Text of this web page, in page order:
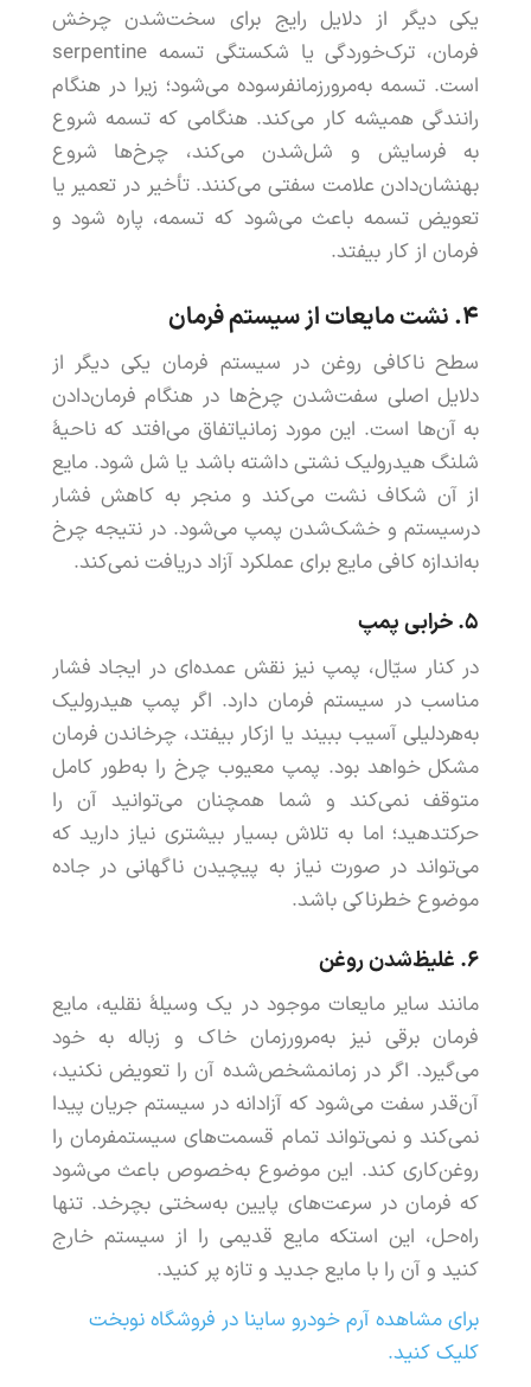
یکی دیگر از دلایل رایج برای سختشدن چرخش
فرمان، ترکخوردگی یا شکستگی تسمه serpentine
است. تسمه بهمرورزمانفرسوده میشود؛ زیرا در هنگام
رانندگی همیشه کار میکند. هنگامی که تسمه شروع
به فرسایش و شلشدن میکند، چرخها
شروع
بهنشاندادن علامت سفتی میکنند.تأخیر در تعمیر یا
تعویض تسمه باعث میشود که تسمه، پاره شود و
فرمان از کار بیفتد.
۴. نشتمایعاتازسیستمفرمان
سطح ناکافی روغن در سیستم فرمان یکی دیگر از
دلایل اصلی سفتشدن چرخها در هنگام فرماندادن
به آنها است. این مورد زمانیاتفاق میافتد که ناحیۀ
شلنگ هیدرولیک نشتی داشته باشد یا شل شود.مایع
از آن شکاف نشت میکند و منجر به کاهش فشار
درسیستم و خشکشدن پمپ میشود.در نتیجه چرخ
بهاندازه کافی مایع برای عملکرد آزاد دریافت نمیکند.
۵. خرابی پمپ
در کنار سیال، پمپ نیز نقش عمدهای در ایجاد فشار
مناسب در سیستم فرمان دارد. اگر پمپ هیدرولیک
بههردلیلی آسیب ببیند یا ازکار بیفتد، چرخاندن فرمان
مشکل خواهد بود. پمپ معیوب چرخ را بهطور کامل
متوقف نمیکند و شما همچنان میتوانید آن را
حرکتدهید؛ اما به تلاش بسیار بیشتری نیاز دارید که
میتواند در صورت نیاز به پیچیدن ناگهانی در جاده
موضوع خطرناکی باشد.
۶. غلیظشدنروغن
مانند سایر مایعات موجود در یک وسیلۀ نقلیه،مایع
فرمان برقی نیز بهمرورزمان خاک و زباله به خود
میگیرد. اگر در زمانمشخصشده آن را تعویض نکنید،
آنقدر سفت میشود که آزادانه در سیستم جریان پیدا
نمیکند و نمیتواند تمام قسمتهای سیستمفرمان را
روغنکاری کند. این موضوع بهخصوص باعث میشود
که فرمان در سرعتهای پایین بهسختی بچرخد.تنها
راهحل، این استکه مایع قدیمی را از سیستم خارج
کنید و آن را با مایع جدید و تازه پر کنید.
برای مشاهده آرم خودرو ساینا در فروشگاه نوبخت
کلیک کنید.